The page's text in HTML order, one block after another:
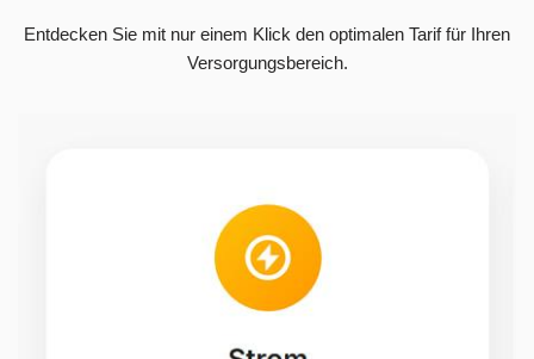
Entdecken Sie mit nur einem Klick den optimalen Tarif für Ihren
Versorgungsbereich.